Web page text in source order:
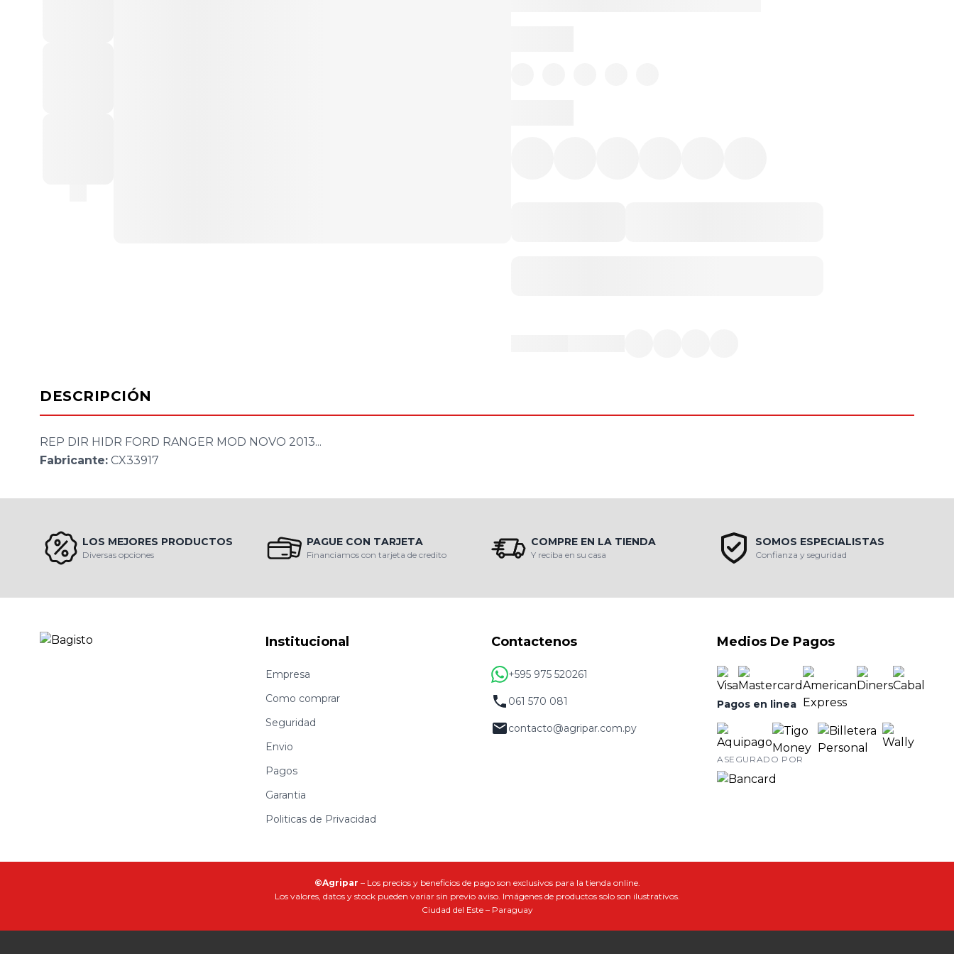
DESCRIPCIÓN
REP DIR HIDR FORD RANGER MOD NOVO 2013...
Fabricante: CX33917
LOS MEJORES PRODUCTOS
Diversas opciones
PAGUE CON TARJETA
Financiamos con tarjeta de credito
COMPRE EN LA TIENDA
Y reciba en su casa
SOMOS ESPECIALISTAS
Confianza y seguridad
Institucional
Empresa
Como comprar
Seguridad
Envio
Pagos
Garantia
Politicas de Privacidad
Contactenos
+595 975 520261
061 570 081
contacto@agripar.com.py
Medios De Pagos
Pagos en linea
ASEGURADO POR
©Agripar – Los precios y beneficios de pago son exclusivos para la tienda online.
Los valores, datos y stock pueden variar sin previo aviso. Imágenes de productos solo son ilustrativos.
Ciudad del Este – Paraguay